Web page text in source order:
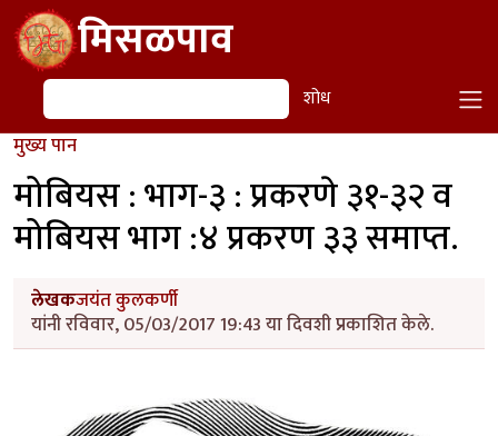
Skip to main contentमिसळपाव
शोध शोध
मुख्य पान
मोबियस : भाग-३ : प्रकरणे ३१-३२ व
मोबियस भाग :४ प्रकरण ३३ समाप्त.
लेखकजयंत कुलकर्णी
यांनी रविवार, 05/03/2017 19:43 या दिवशी प्रकाशित केले.